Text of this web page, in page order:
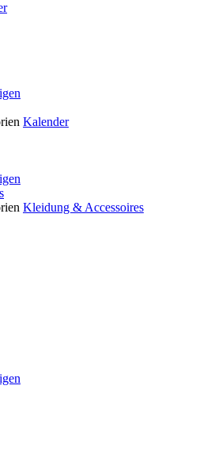
Kalender
Kleidung & Accessoires